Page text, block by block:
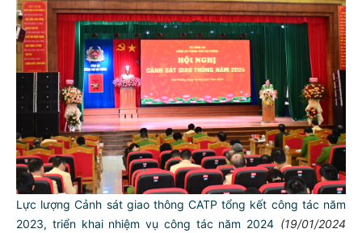
Lực lượng Cảnh sát giao thông CATP tổng kết công tác năm
2023, triển khai nhiệm vụ công tác năm 2024 (19/01/2024